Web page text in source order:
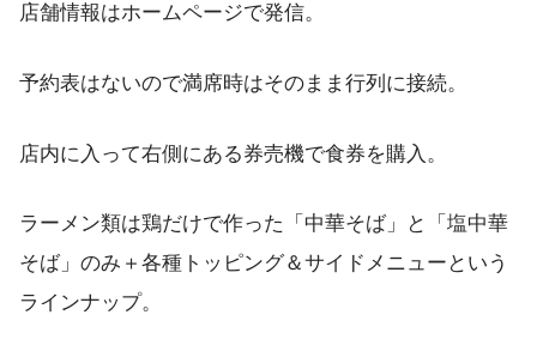
店舗情報はホームページで発信。
予約表はないので満席時はそのまま行列に接続。
店内に入って右側にある券売機で食券を購入。
ラーメン類は鶏だけで作った「中華そば」と「塩中華
そば」のみ＋各種トッピング＆サイドメニューという
ラインナップ。